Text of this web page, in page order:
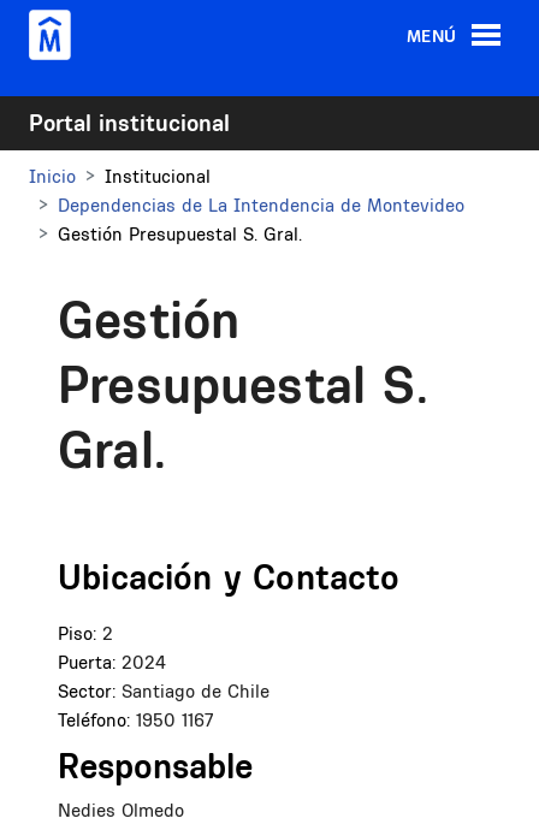
Pasar al contenido principal
MENÚ
Portal institucional
Inicio
Institucional
Dependencias de La Intendencia de Montevideo
Gestión Presupuestal S. Gral.
Gestión
Presupuestal S.
Gral.
Ubicación y Contacto
Piso: 2
Puerta: 2024
Sector: Santiago de Chile
Teléfono: 1950 1167
Responsable
Nedies Olmedo